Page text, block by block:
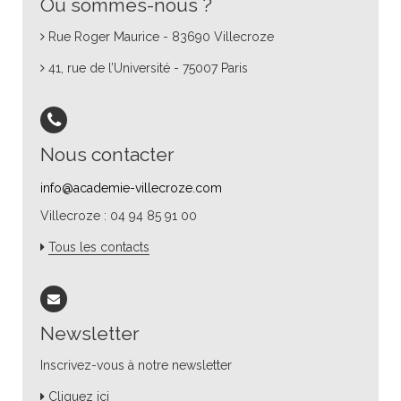
Où sommes-nous ?
Rue Roger Maurice - 83690 Villecroze
41, rue de l’Université - 75007 Paris
Nous contacter
info@academie-villecroze.com
Villecroze : 04 94 85 91 00
Tous les contacts
Newsletter
Inscrivez-vous à notre newsletter
Cliquez ici